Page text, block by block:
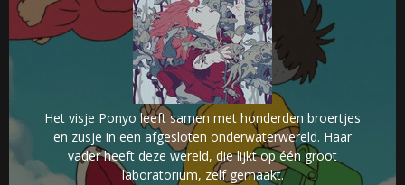
Het visje Ponyo leeft samen met honderden broertjes
en zusje in een afgesloten onderwaterwereld. Haar
vader heeft deze wereld, die lijkt op één groot
laboratorium, zelf gemaakt.